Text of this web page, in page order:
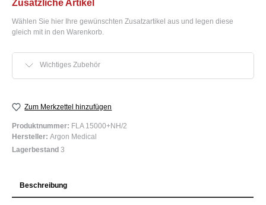
Zusätzliche Artikel
Wählen Sie hier Ihre gewünschten Zusatzartikel aus und legen diese
gleich mit in den Warenkorb.
Wichtiges Zubehör
Zum Merkzettel hinzufügen
Produktnummer: FLA 15000+NH/2
Hersteller: Argon Medical
Lagerbestand 3
Beschreibung